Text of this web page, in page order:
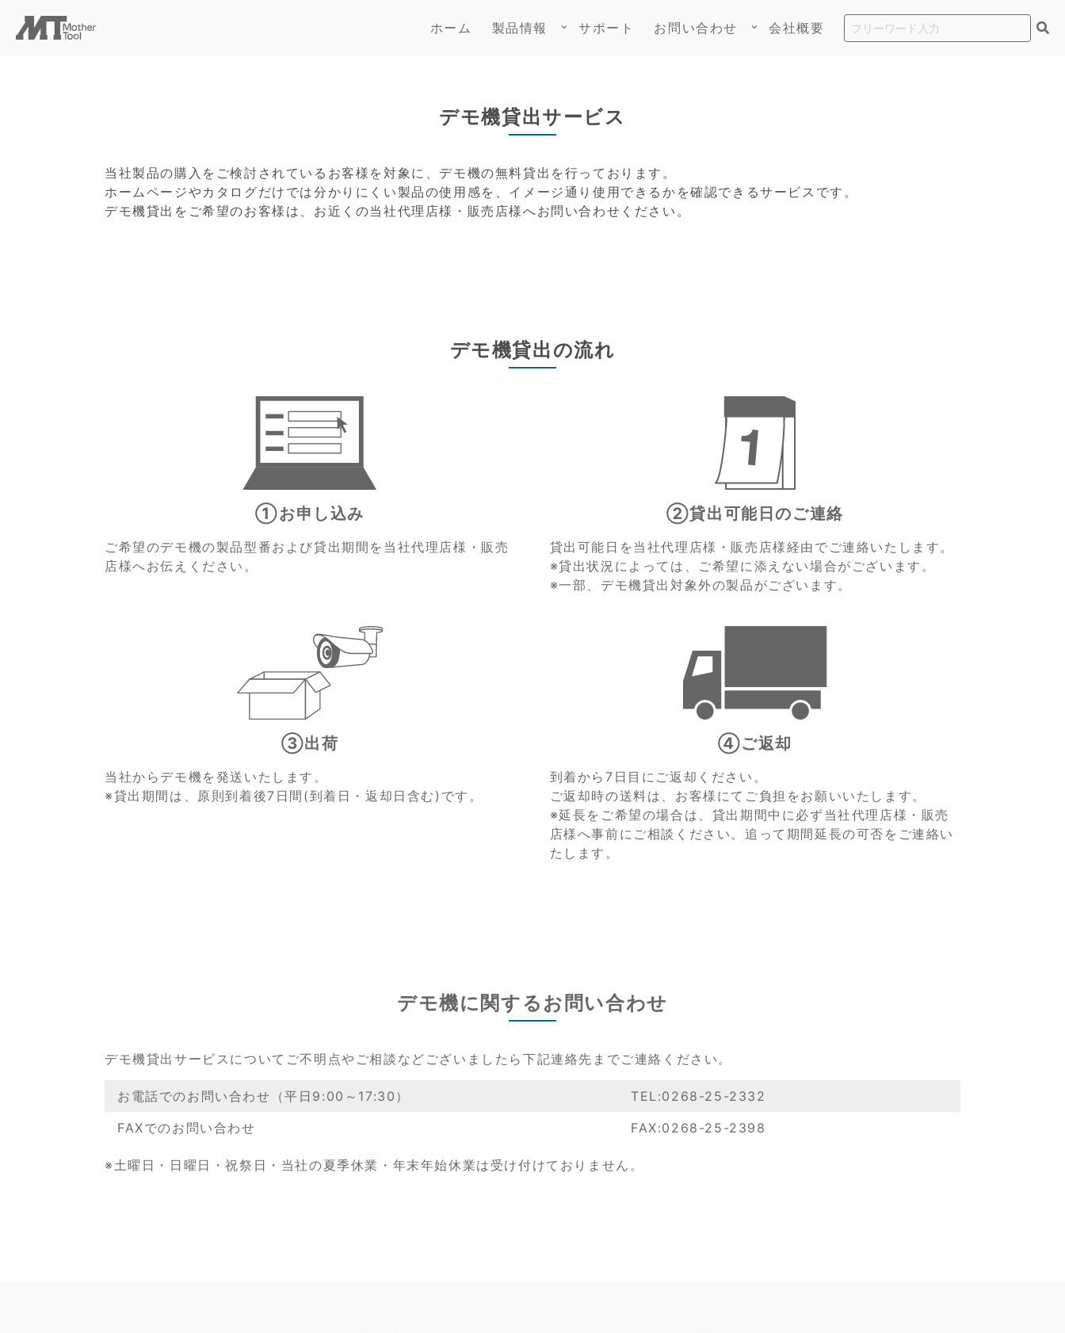
ホーム 製品情報 keyboard_arrow_down サポート お問い合わせ keyboard_arrow_down 会社概要
デモ機貸出サービス
当社製品の購入をご検討されているお客様を対象に、デモ機の無料貸出を行っております。
ホームページやカタログだけでは分かりにくい製品の使用感を、イメージ通り使用できるかを確認できるサービスです。
デモ機貸出をご希望のお客様は、お近くの当社代理店様・販売店様へお問い合わせください。
デモ機貸出の流れ
①お申し込み
ご希望のデモ機の製品型番および貸出期間を当社代理店様・販売
店様へお伝えください。
②貸出可能日のご連絡
貸出可能日を当社代理店様・販売店様経由でご連絡いたします。
※貸出状況によっては、ご希望に添えない場合がございます。
※一部、デモ機貸出対象外の製品がございます。
③出荷
当社からデモ機を発送いたします。
※貸出期間は、原則到着後7日間(到着日・返却日含む)です。
④ご返却
到着から7日目にご返却ください。
ご返却時の送料は、お客様にてご負担をお願いいたします。
※延長をご希望の場合は、貸出期間中に必ず当社代理店様・販売
店様へ事前にご相談ください。追って期間延長の可否をご連絡い
たします。
デモ機に関するお問い合わせ
デモ機貸出サービスについてご不明点やご相談などございましたら下記連絡先までご連絡ください。
お電話でのお問い合わせ（平日9:00～17:30）
TEL:0268-25-2332
FAXでのお問い合わせ
FAX:0268-25-2398
※土曜日・日曜日・祝祭日・当社の夏季休業・年末年始休業は受け付けておりません。